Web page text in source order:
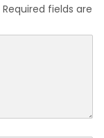
Required fields are